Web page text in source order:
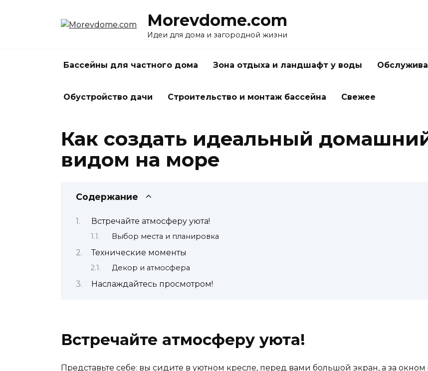
Morevdome.com
Идеи для дома и загородной жизни
Бассейны для частного дома Зона отдыха и ландшафт у воды
Обустройство дачи Строительство и монтаж бассейна Свежее
Как создать идеальный
видом на море
Содержание
Встречайте атмосферу уюта!
Выбор места и планировка
Технические моменты
Декор и атмосфера
Наслаждайтесь просмотром!
Встречайте атмосферу уюта!
Представьте себе: вы сидите в уютном кресле, перед вами большой экран, а за